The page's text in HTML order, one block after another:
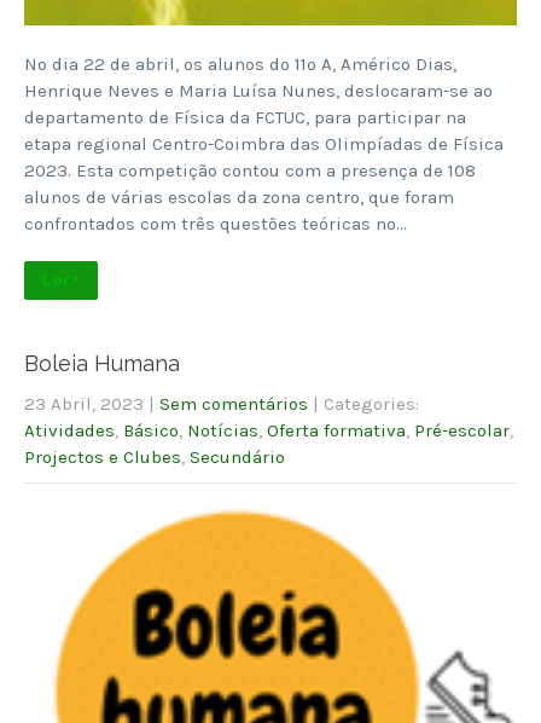
No dia 22 de abril, os alunos do 11º A, Américo Dias,
Henrique Neves e Maria Luísa Nunes, deslocaram-se ao
departamento de Física da FCTUC, para participar na
etapa regional Centro-Coimbra das Olimpíadas de Física
2023. Esta competição contou com a presença de 108
alunos de várias escolas da zona centro, que foram
confrontados com três questões teóricas no…
Ler +
Boleia Humana
23 Abril, 2023 | Sem comentários | Categories:
Atividades Básico Notícias Oferta formativa Pré-escolar
Projectos e Clubes Secundário